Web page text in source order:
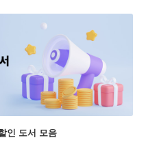
인 도서 모음